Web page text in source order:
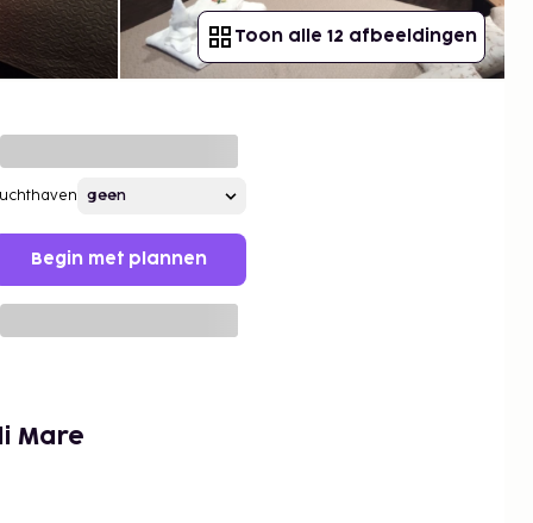
Toon alle 12 afbeeldingen
Begin met plannen
Mare